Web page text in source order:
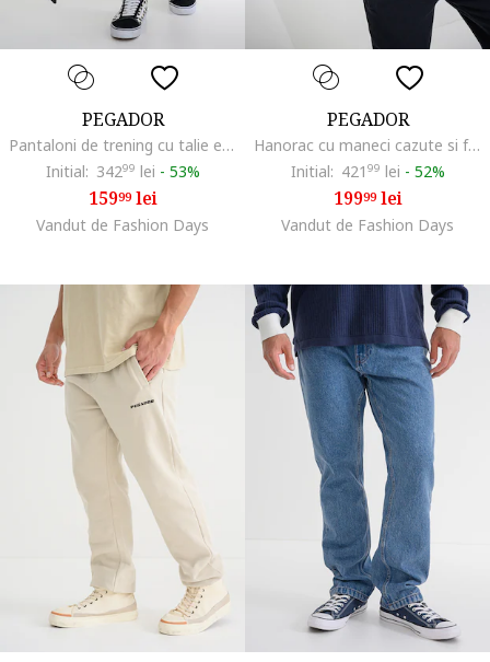
PEGADOR
Pantaloni de trening cu talie elastica, Negru stins
Initial: 34299 lei - 53%
15999lei
Vandut de Fashion Days
PEGADOR
Hanorac cu maneci cazute si fermoar, Negru stins
Initial: 421 99 lei - 52%
19999lei
Vandut de Fashion Days